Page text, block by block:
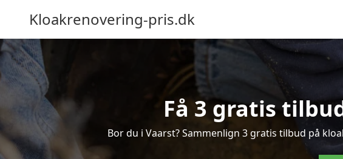
Kloakrenovering-pris.dk
Få 3 gratis
Bor du i Vaarst? Sammenlign 3 gratis tilbud på